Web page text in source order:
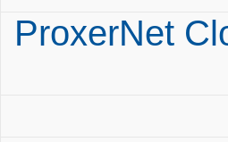
ProxerNet